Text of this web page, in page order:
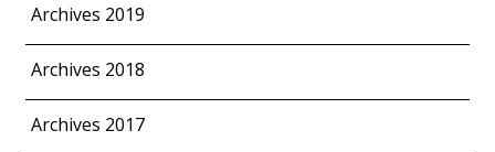
Archives 2019
Archives 2018
Archives 2017